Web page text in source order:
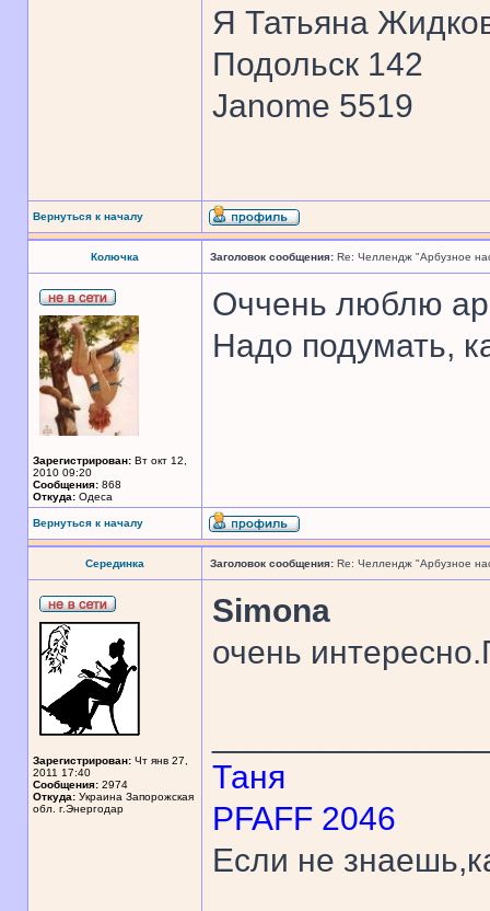
Я Татьяна
Подольск 142
Janome 5519
Вернуться к началу
Колючка Заголовок сообщения: Re: Челлендж "Арбузное
Зарегистрирован: Вт окт 12,
2010 09:20
Сообщения: 868
Откуда: Одеса
Оччень люблю
Надо подумать,
Вернуться к началу
Серединка Заголовок сообщения: Re: Челлендж "Арбузное
Зарегистрирован: Чт янв 27,
2011 17:40
Сообщения: 2974
Откуда: Украина Запорожская
обл. г.Энергодар
Simona
очень
Таня
PFAFF 2046
Если не